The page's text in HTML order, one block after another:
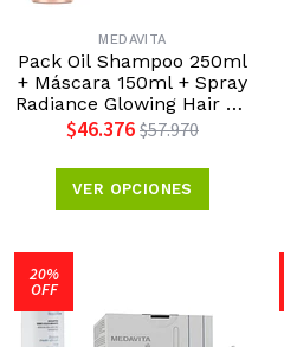
MEDAVITA
Pack Oil Shampoo 250ml
+ Máscara 150ml + Spray
Radiance Glowing Hair Oil
150ml Medavita
$46.376 $57.970
VER OPCIONES
20%
OFF